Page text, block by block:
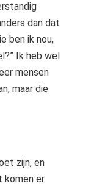
dan dat
ben ik nou,
Ik heb wel
mensen
maar die
zijn, en
komen er